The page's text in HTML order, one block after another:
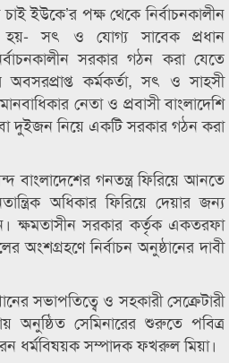
চাই ইউকে’র পক্ষ থেকে নির্বাচনকালীন
হয়- সৎ ও যোগ্য সাবেক প্রধান
সরকার গঠন করা যেতে
অবসরপ্রাপ্ত কর্মকর্তা, সৎ ও সাহসী
নেতা ও প্রবাসী বাংলাদেশি
দুইজন নিয়ে একটি সরকার গঠন করা
বাংলাদেশের গনতন্ত্র ফিরিয়ে আনতে
অধিকার ফিরিয়ে দেয়ার জন্য
ক্ষমতাসীন সরকার কর্তৃক একতরফা
অংশগ্রহণে নির্বাচন অনুষ্ঠানের দাবী
সভাপতিত্বে ও সহকারী সেক্রেটারী
অনুষ্ঠিত সেমিনারের শুরুতে পবিত্র
ধর্মবিষয়ক সম্পাদক ফখরুল মিয়া।